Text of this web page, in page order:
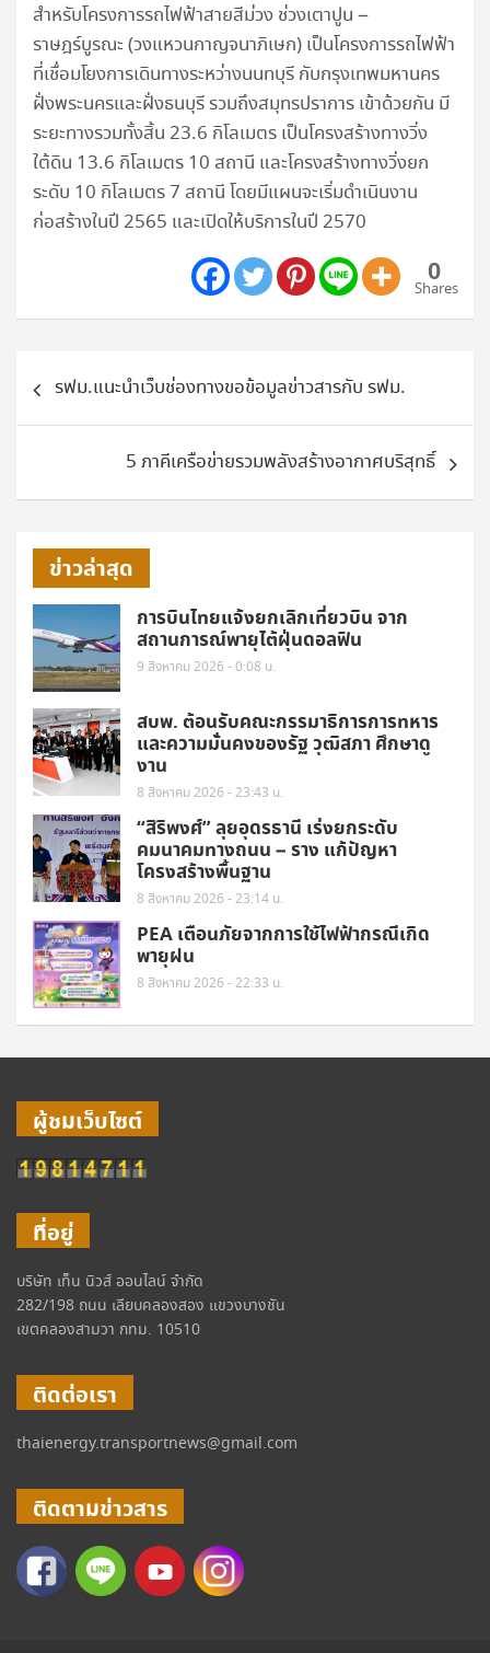
สำหรับโครงการรถไฟฟ้าสายสีม่วง ช่วงเตาปูน –
ราษฎร์บูรณะ (วงแหวนกาญจนาภิเษก) เป็นโครงการรถไฟฟ้า
ที่เชื่อมโยงการเดินทางระหว่างนนทบุรี กับกรุงเทพมหานคร
ฝั่งพระนครและฝั่งธนบุรี รวมถึงสมุทรปราการ เข้าด้วยกัน มี
ระยะทางรวมทั้งสิ้น 23.6 กิโลเมตร เป็นโครงสร้างทางวิ่ง
ใต้ดิน 13.6 กิโลเมตร 10 สถานี และโครงสร้างทางวิ่งยก
ระดับ 10 กิโลเมตร 7 สถานี โดยมีแผนจะเริ่มดำเนินงาน
ก่อสร้างในปี 2565 และเปิดให้บริการในปี 2570
0
Shares
แนะแนว
เรื่องรฟม.แนะนำเว็บช่องทางขอข้อมูลข่าวสารกับ รฟม.
5 ภาคีเครือข่ายรวมพลังสร้างอากาศบริสุทธิ์
ข่าวล่าสุด
การบินไทยแจ้งยกเลิกเที่ยวบิน จาก
สถานการณ์พายุไต้ฝุ่นดอลฟิน
9 สิงหาคม 2026 - 0:08 น.
สบพ. ต้อนรับคณะกรรมาธิการการทหาร
และความมั่นคงของรัฐ วุฒิสภา ศึกษาดู
งาน
8 สิงหาคม 2026 - 23:43 น.
“สิริพงศ์” ลุยอุดรธานี เร่งยกระดับ
คมนาคมทางถนน – ราง แก้ปัญหา
โครงสร้างพื้นฐาน
8 สิงหาคม 2026 - 23:14 น.
PEA เตือนภัยจากการใช้ไฟฟ้ากรณีเกิด
พายุฝน
8 สิงหาคม 2026 - 22:33 น.
ผู้ชมเว็บไซต์
ที่อยู่
บริษัท เท็น นิวส์ ออนไลน์ จำกัด
282/198 ถนน เลียบคลองสอง แขวงบางชัน
เขตคลองสามวา กทม. 10510
ติดต่อเรา
thaienergy.transportnews@gmail.com
ติดตามข่าวสาร